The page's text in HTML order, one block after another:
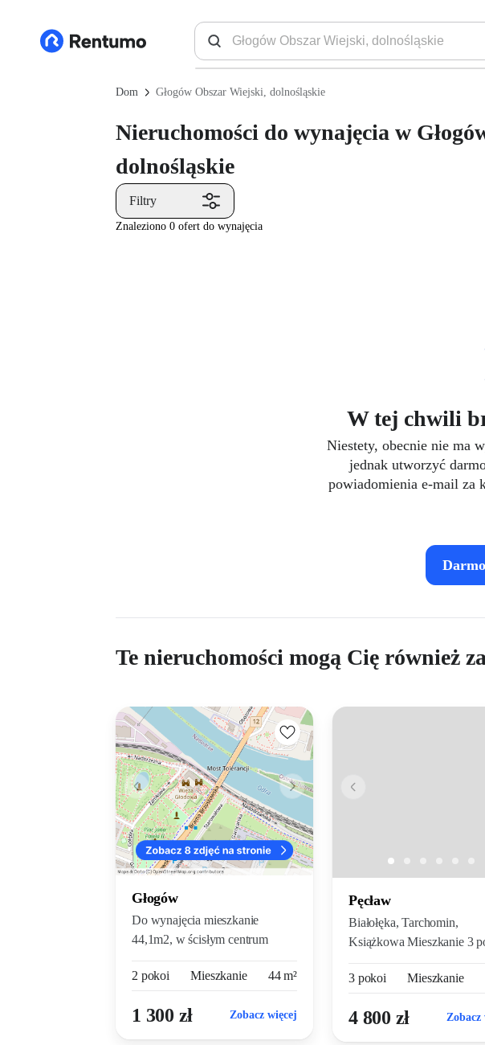
Dom Głogów Obszar Wiejski, dolnośląskie
Nieruchomości do wynajęcia w
dolnośląskie
Filtry
Znaleziono 0 ofert do wynajęcia
W tej chwili
Niestety, obecnie nie ma
jednak utworzyć
powiadomienia e-mail za
Te nieruchomości mogą Cię również
Głogów
Do wynajęcia mieszkanie
44,1m2, w ścisłym centrum
2 pokoi
Mieszkanie 44 m²
1 300 zł Zobacz więcej
Pęcław
Białołęka, Tarchomin,
Książkowa Mieszkanie 3
3 pokoi
Mieszkanie
4 800 zł Zobacz